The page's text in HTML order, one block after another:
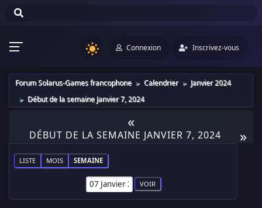
Connexion Inscrivez-vous
Forum Solarus-Games francophone ► Calendrier ► Janvier 2024
► Début de la semaine Janvier 7, 2024
«
»
DÉBUT DE LA SEMAINE JANVIER 7, 2024
LISTE MOIS SEMAINE